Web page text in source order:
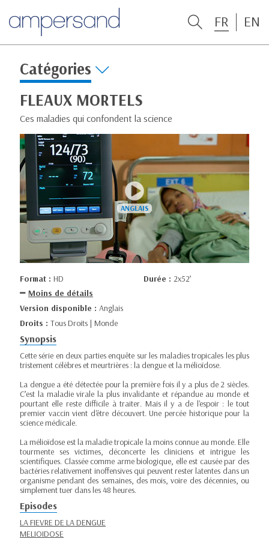
FR EN
Catégories
FLEAUX MORTELS
Ces maladies qui confondent la science
Format : HD Durée : 2x52’
Moins de détails
Version disponible : Anglais
Droits : Tous Droits | Monde
Synopsis
Cette série en deux parties enquête sur les maladies tropicales les plus
tristement célèbres et meurtrières : la dengue et la mélioïdose.
La dengue a été détectée pour la première fois il y a plus de 2 siècles.
C’est la maladie virale la plus invalidante et répandue au monde et
pourtant elle reste difficile à traiter. Mais il y a de l'espoir : le tout
premier vaccin vient d'être découvert. Une percée historique pour la
science médicale.
La mélioïdose est la maladie tropicale la moins connue au monde. Elle
tourmente ses victimes, déconcerte les cliniciens et intrigue les
scientifiques. Classée comme arme biologique, elle est causée par des
bactéries relativement inoffensives qui peuvent rester latentes dans un
organisme pendant des semaines, des mois, voire des décennies, ou
simplement tuer dans les 48 heures.
Episodes
LA FIEVRE DE LA DENGUE
MELIOIDOSE